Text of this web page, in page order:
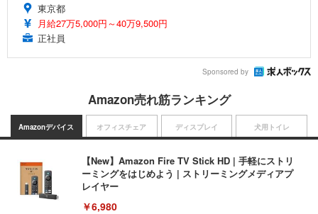
東京都
月給27万5,000円～40万9,500円
正社員
Sponsored by
Amazon売れ筋ランキング
Amazonデバイス
【New】Amazon Fire TV Stick HD | 手軽にストリ
ーミングをはじめよう | ストリーミングメディアプ
レイヤー
￥6,980
オフィスチェア ディスプレイ 犬用トイレ